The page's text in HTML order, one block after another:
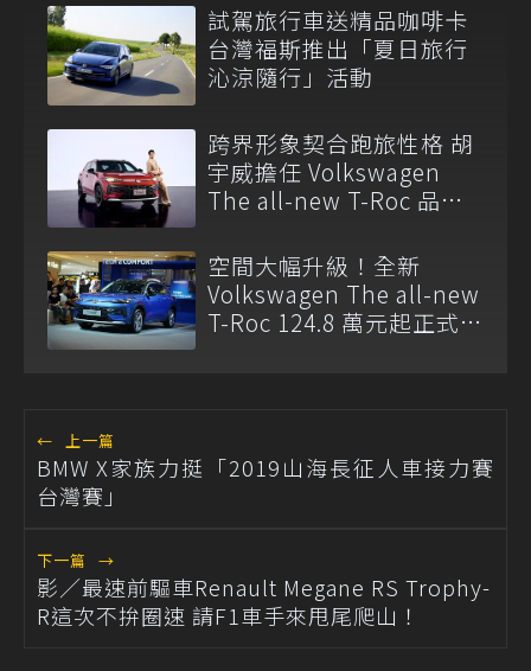
試駕旅行車送精品咖啡卡
台灣福斯推出「夏日旅行
沁涼隨行」活動
跨界形象契合跑旅性格 胡
宇威擔任 Volkswagen
The all-new T-Roc 品牌
空間大幅升級！全新
Volkswagen The all-new
T-Roc 124.8 萬元起正式上
← 上一篇
BMW X家族力挺「2019山海長征人車接力賽
台灣賽」
下一篇 →
影／最速前驅車Renault Megane RS Trophy-
R這次不拚圈速 請F1車手來甩尾爬山！